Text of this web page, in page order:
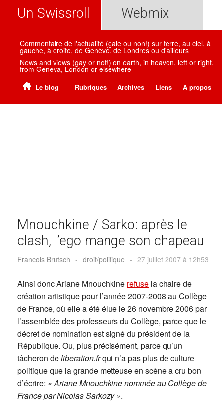
Un Swissroll Webmix
Commentaire de l'actualité (gaie ou non!) sur terre, au ciel, à
gauche, à droite, de Genève, de Londres ou d'ailleurs
News and views (gay or not!) on earth, in heaven, left or right,
from Geneva, London or elsewhere
Le blog Rubriques Archives Liens A propos
Mnouchkine / Sarko: après le
clash, l’ego mange son chapeau
Francois Brutsch - droit/politique - 27 juillet 2007 à 12h53
Ainsi donc Ariane Mnouchkine refuse la chaire de
création artistique pour l’année 2007-2008 au Collège
de France, où elle a été élue le 26 novembre 2006 par
l’assemblée des professeurs du Collège, parce que le
décret de nomination est signé du président de la
République. Ou, plus précisément, parce qu’un
tâcheron deliberation.frqui n’a pas plus de culture
politique que la grande metteuse en scène a cru bon
d’écrire: « Ariane Mnouchkine nommée au Collège de
France par Nicolas Sarkozy ».